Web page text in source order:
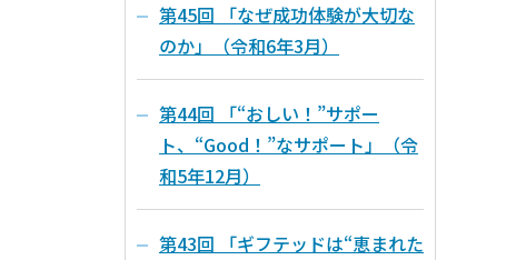
第45回 「なぜ成功体験が大切な
のか」（令和6年3月）
第44回 「“おしい！”サポー
ト、“Good！”なサポート」（令
和5年12月）
第43回 「ギフテッドは“恵まれた